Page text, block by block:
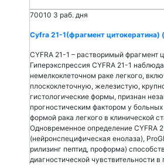
70010 3 раб. дня
Cyfra 21-1(фрагмент цитокератина)
CYFRA 21-1 – растворимый фрагмент
Гиперэкспрессия CYFRA 21-1
немелкоклеточном раке легкого,
плоскоклеточную, железистую,
гистологические формы, признан
прогностическим фактором у
формой рака легкого в клинической
Одновременное определение CYFRA
(нейронспецифическая енолаза),
рилизинг пептид, проформа)
диагностической чувствительности в